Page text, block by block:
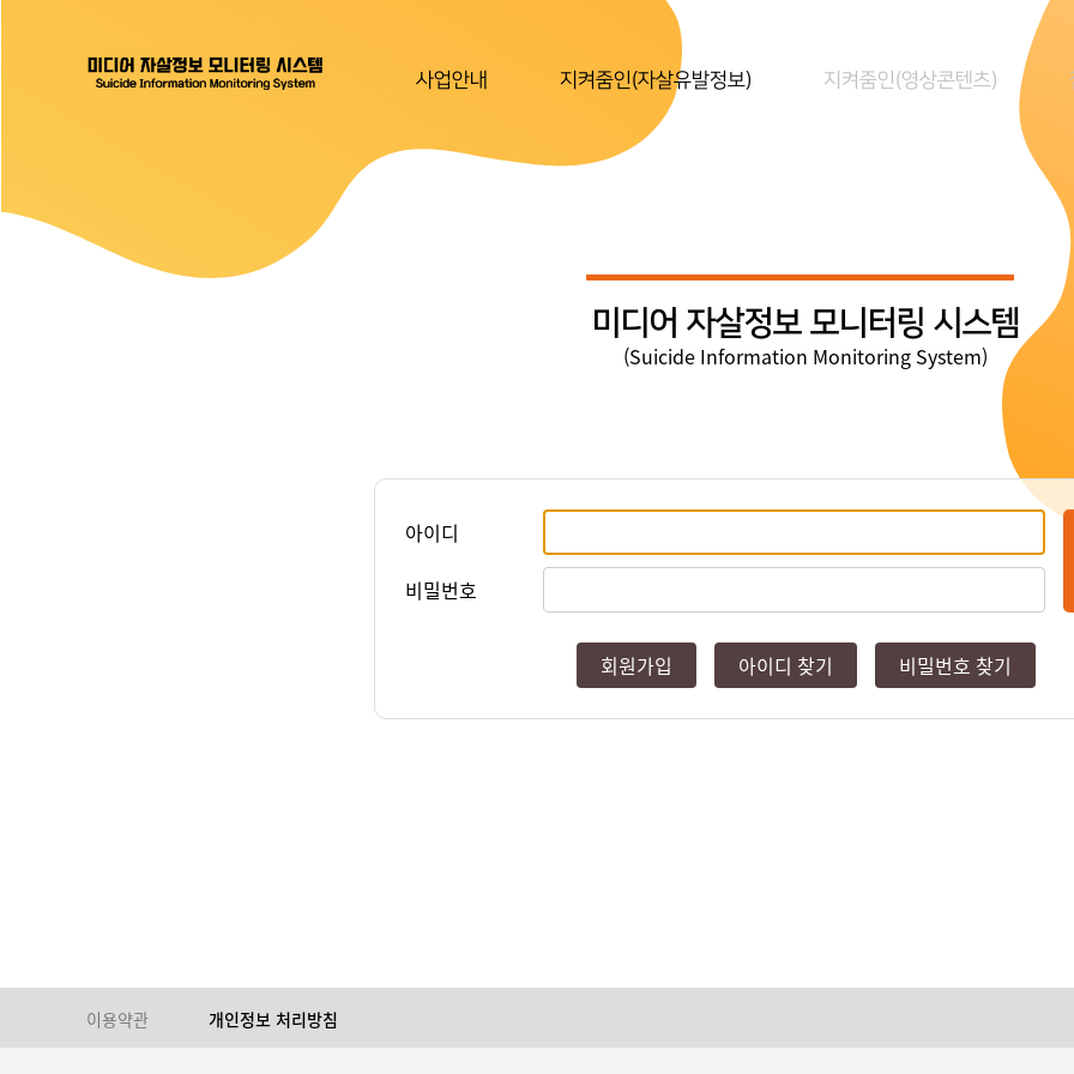
사업안내 지켜줌인(자살유발정보) 지켜줌인(영상콘텐츠)
미디어 자살정보 모니터링 시스템
(Suicide Information Monitoring System)
아이디
비밀번호
회원가입 아이디 찾기 비밀번호 찾기
이용약관 개인정보 처리방침